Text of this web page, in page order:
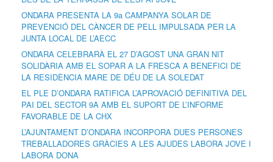
ONDARA PRESENTA LA 9a CAMPANYA SOLAR DE
PREVENCIÓ DEL CÀNCER DE PELL IMPULSADA PER LA
JUNTA LOCAL DE L’AECC
ONDARA CELEBRARÀ EL 27 D’AGOST UNA GRAN NIT
SOLIDÀRIA AMB EL SOPAR A LA FRESCA A BENEFICI DE
LA RESIDÈNCIA MARE DE DÉU DE LA SOLEDAT
EL PLE D’ONDARA RATIFICA L’APROVACIÓ DEFINITIVA DEL
PAI DEL SECTOR 9A AMB EL SUPORT DE L’INFORME
FAVORABLE DE LA CHX
L’AJUNTAMENT D’ONDARA INCORPORA DUES PERSONES
TREBALLADORES GRÀCIES A LES AJUDES LABORA JOVE I
LABORA DONA